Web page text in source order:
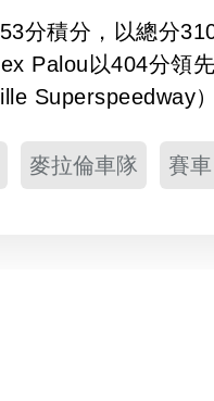
分積分，以總分
Palou以404分領
Superspeedway
麥拉倫車隊 賽車